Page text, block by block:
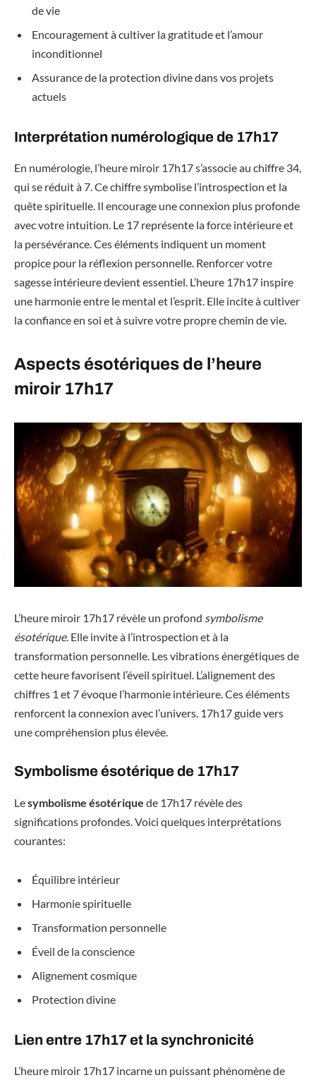
de vie
Encouragement à cultiver la gratitude et l’amour
inconditionnel
Assurance de la protection divine dans vos projets
actuels
Interprétation numérologique de 17h17
En numérologie, l’heure miroir 17h17 s’associe au chiffre 34,
qui se réduit à 7. Ce chiffre symbolise l’introspection et la
quête spirituelle. Il encourage une connexion plus profonde
avec votre intuition. Le 17 représente la force intérieure et
la persévérance. Ces éléments indiquent un moment
propice pour la réflexion personnelle. Renforcer votre
sagesse intérieure devient essentiel. L’heure 17h17 inspire
une harmonie entre le mental et l’esprit. Elle incite à cultiver
la confiance en soi et à suivre votre propre chemin de vie.
Aspects ésotériques de l’heure
miroir 17h17
L’heure miroir 17h17 révèle un profond symbolisme
ésotérique. Elle invite à l’introspection et à la
transformation personnelle. Les vibrations énergétiques de
cette heure favorisent l’éveil spirituel. L’alignement des
chiffres 1 et 7 évoque l’harmonie intérieure. Ces éléments
renforcent la connexion avec l’univers. 17h17 guide vers
une compréhension plus élevée.
Symbolisme ésotérique de 17h17
Lesymbolisme ésotérique de 17h17 révèle des
significations profondes. Voici quelques interprétations
courantes:
Équilibre intérieur
Harmonie spirituelle
Transformation personnelle
Éveil de la conscience
Alignement cosmique
Protection divine
Lien entre 17h17 et la synchronicité
L’heure miroir 17h17 incarne un puissant phénomène de